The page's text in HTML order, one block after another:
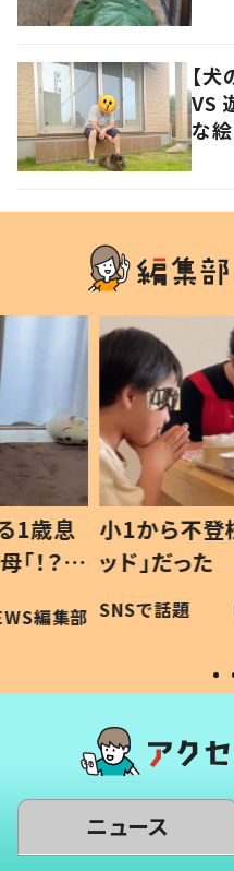
【
VS
な
歳息
？」
編集部
小1から不登
ッド」だった
作り続ける理
#令和の子
SNSで話題
ニュース